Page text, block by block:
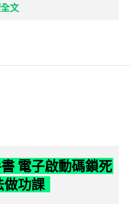
文
電子啟動碼鎖死
做功課